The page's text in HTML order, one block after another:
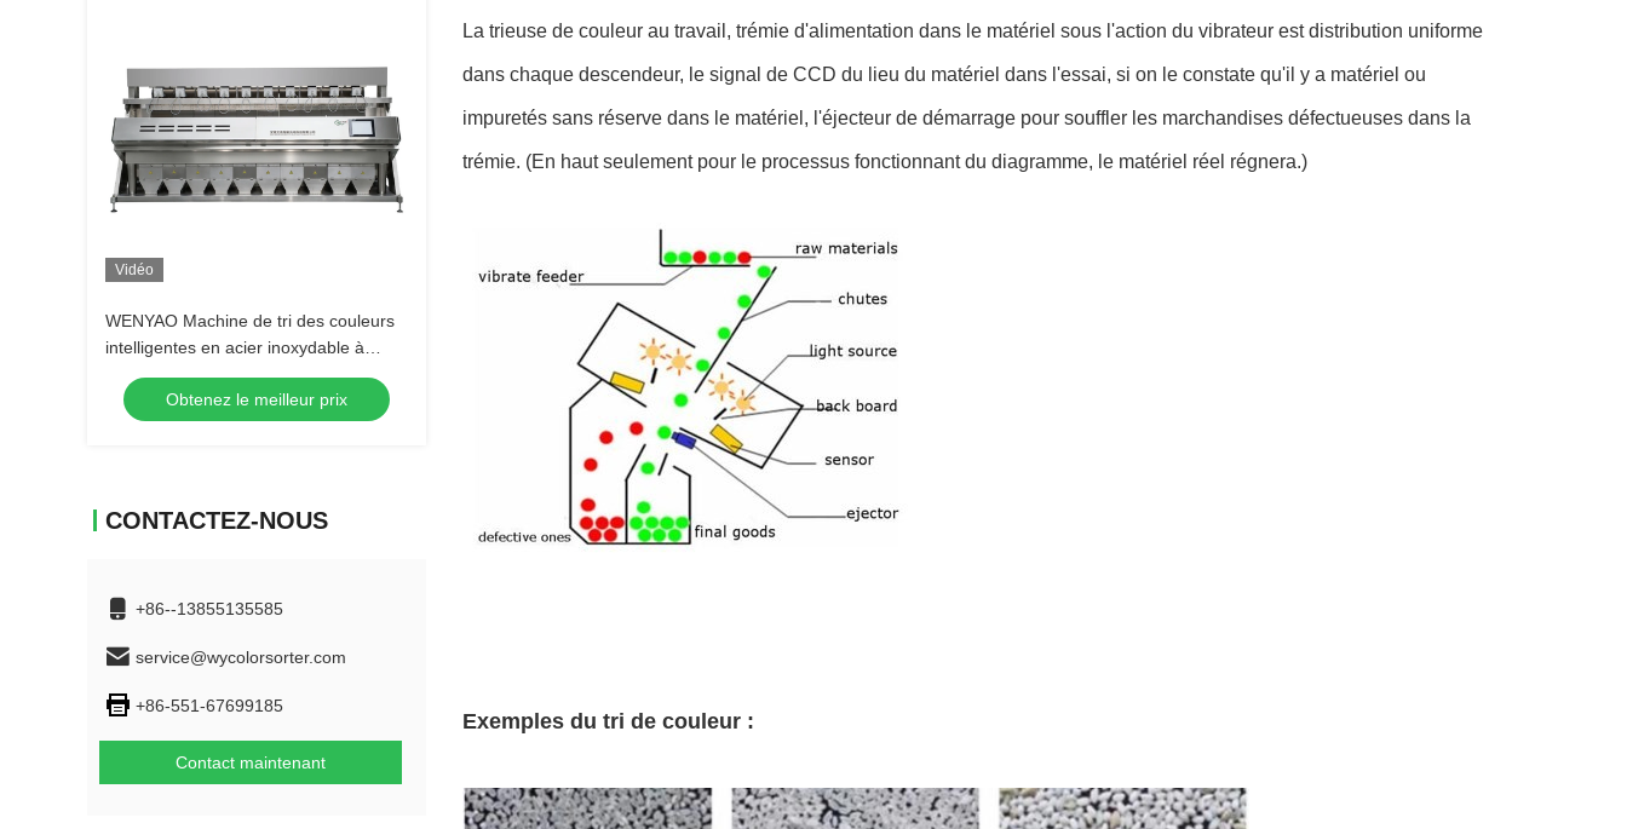
Vidéo
WENYAO Machine de tri des couleurs
intelligentes en acier inoxydable à
haute capacité
Obtenez le meilleur prix
CONTACTEZ-NOUS
+86--13855135585
service@wycolorsorter.com
+86-551-67699185
Contact maintenant
La trieuse de couleur au travail, trémie d'alimentation dans le matériel sous l'action du vibrateur est distribution uniforme
dans chaque descendeur, le signal de CCD du lieu du matériel dans l'essai, si on le constate qu'il y a matériel ou
impuretés sans réserve dans le matériel, l'éjecteur de démarrage pour souffler les marchandises défectueuses dans la
trémie. (En haut seulement pour le processus fonctionnant du diagramme, le matériel réel régnera.)
Exemples du tri de couleur :